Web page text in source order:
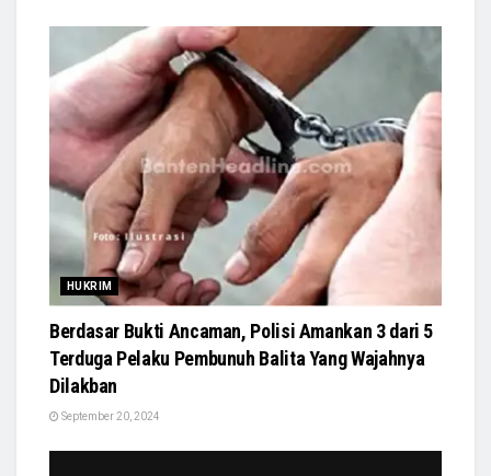
HUKRIM
Berdasar Bukti Ancaman, Polisi Amankan 3 dari 5
Terduga Pelaku Pembunuh Balita Yang Wajahnya
Dilakban
September 20, 2024